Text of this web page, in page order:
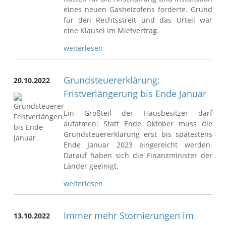
eines neuen Gasheizofens forderte. Grund
für den Rechtsstreit und das Urteil war
eine Klausel im Mietvertrag.
weiterlesen
20.10.2022
Grundsteuererklärung:
Fristverlängerung bis Ende Januar
Ein Großteil der Hausbesitzer darf
aufatmen: Statt Ende Oktober muss die
Grundsteuererklärung erst bis spätestens
Ende Januar 2023 eingereicht werden.
Darauf haben sich die Finanzminister der
Länder geeinigt.
weiterlesen
13.10.2022
Immer mehr Stornierungen im